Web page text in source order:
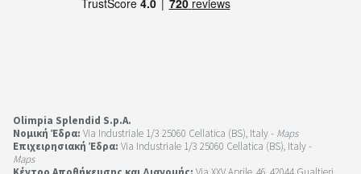
Olimpia Splendid S.p.A.
Νομική Έδρα: Via Industriale 1/3 25060 Cellatica (BS), Italy - Maps
Επιχειρησιακή Έδρα: Via Industriale 1/3 25060 Cellatica (BS), Italy -
Maps